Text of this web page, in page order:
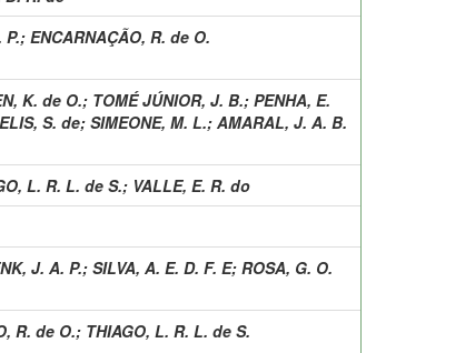
P.; ENCARNAÇÃO, R. de O.
K. de O.; TOMÉ JÚNIOR, J. B.; PENHA, E.
S. de; SIMEONE, M. L.; AMARAL, J. A. B.
L. R. L. de S.; VALLE, E. R. do
J. A. P.; SILVA, A. E. D. F. E; ROSA, G. O.
R. de O.; THIAGO, L. R. L. de S.